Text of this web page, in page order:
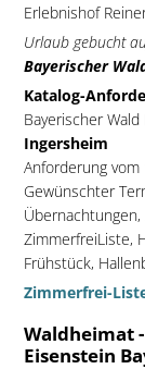
Erlebnishof
Urlaub gebucht
Bayerischer
Katalog-
Bayerischer
Ingersheim
Anforderung
Gewünschter
ZimmerfreiListe,
Frühstück,
Zimmerfrei-
Waldheimat
Eisenstein